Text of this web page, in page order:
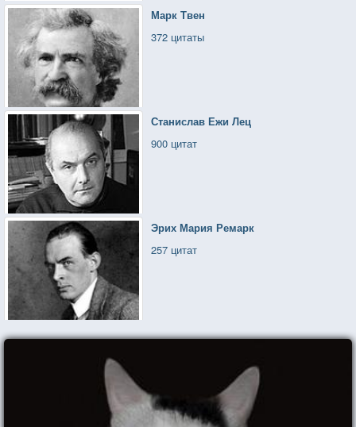
Марк Твен
372 цитаты
Станислав Ежи Лец
900 цитат
Эрих Мария Ремарк
257 цитат